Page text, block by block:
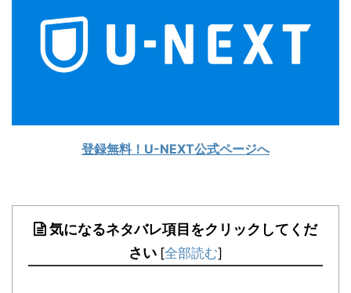
登録無料！U-NEXT公式ページへ
気になるネタバレ項目をクリックしてくだ
さい [全部読む]